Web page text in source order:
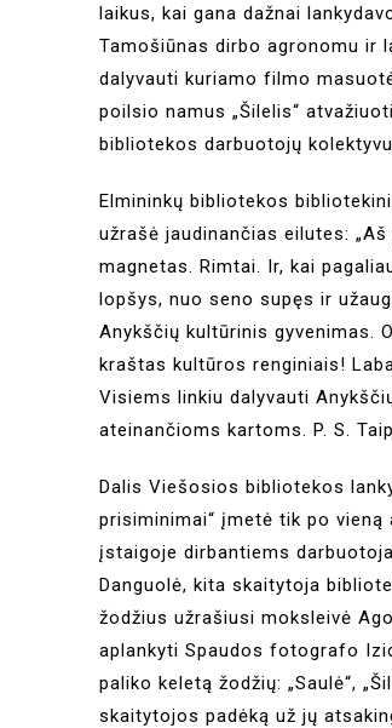
laikus, kai gana dažnai
Tamošiūnas dirbo agronomu ir
dalyvauti kuriamo filmo
poilsio namus „Šilelis“
bibliotekos darbuotojų
Elmininkų bibliotekos
užrašė jaudinančias eilutes:
magnetas. Rimtai. Ir, kai
lopšys, nuo seno supęs ir
Anykščių kultūrinis gyvenimas.
kraštas kultūros renginiais!
Visiems linkiu dalyvauti
ateinančioms kartoms. P. S.
Dalis Viešosios bibliotekos
prisiminimai“ įmetė tik po
įstaigoje dirbantiems
Danguolė, kita skaitytoja
žodžius užrašiusi moksleivė
aplankyti Spaudos fotografo
paliko keletą žodžių: „Saulė“,
skaitytojos padėką už jų